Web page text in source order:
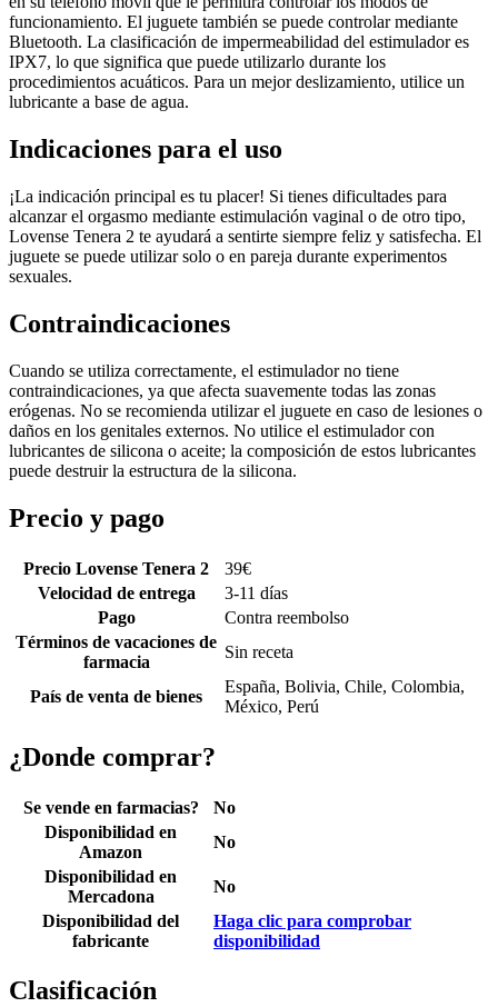
funcionamiento. El juguete también se puede controlar mediante
Bluetooth. La clasificación de impermeabilidad del estimulador es
IPX7, lo que significa que puede utilizarlo durante los
procedimientos acuáticos. Para un mejor deslizamiento, utilice un
lubricante a base de agua.
Indicaciones para el uso
¡La indicación principal es tu placer! Si tienes dificultades para
alcanzar el orgasmo mediante estimulación vaginal o de otro tipo,
Lovense Tenera 2 te ayudará a sentirte siempre feliz y satisfecha. El
juguete se puede utilizar solo o en pareja durante experimentos
sexuales.
Contraindicaciones
Cuando se utiliza correctamente, el estimulador no tiene
contraindicaciones, ya que afecta suavemente todas las zonas
erógenas. No se recomienda utilizar el juguete en caso de lesiones o
daños en los genitales externos. No utilice el estimulador con
lubricantes de silicona o aceite; la composición de estos lubricantes
puede destruir la estructura de la silicona.
Precio y pago
Precio Lovense Tenera 2 39€
Velocidad de entrega
3-11 días
Pago
Contra reembolso
Términos de vacaciones de
farmacia
Sin receta
País de venta de bienes
España, Bolivia, Chile, Colombia,
México, Perú
¿Donde comprar?
Se vende en farmacias?
No
Disponibilidad en
Amazon
No
Disponibilidad en
Mercadona
No
Disponibilidad del
fabricante
Haga clic para comprobar
disponibilidad
Clasificación